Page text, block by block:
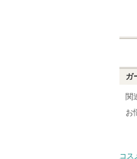
ガ
関
お
コス